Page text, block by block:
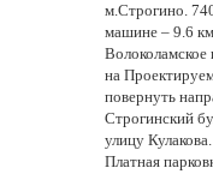
м.Строгино.
машине – 9.6
на
повернуть
Строгинский
улицу
Платная